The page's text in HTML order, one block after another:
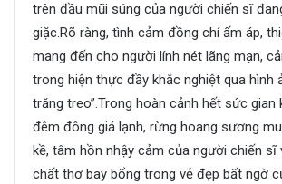
trên đầu mũi súng của người chiến sĩ
giặc.Rõ ràng, tình cảm đồng chí ấm áp,
mang đến cho người lính nét lãng mạn,
trong hiện thực đầy khắc nghiệt qua hình
trăng treo”.Trong hoàn cảnh hết sức gian
đêm đông giá lạnh, rừng hoang sương
kề, tâm hồn nhậy cảm của người chiến sĩ
chất thơ bay bổng trong vẻ đẹp bất ngờ